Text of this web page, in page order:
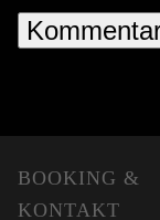
BOOKING &
KONTAKT